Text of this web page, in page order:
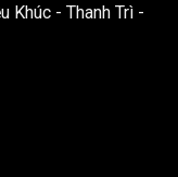
Khúc - Thanh Trì -